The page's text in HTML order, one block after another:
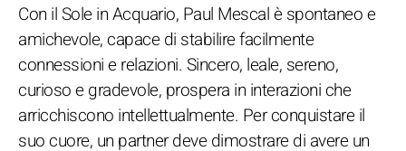
Con il Sole in Acquario, Paul Mescal è spontaneo e
amichevole, capace di stabilire facilmente
connessioni e relazioni. Sincero, leale, sereno,
curioso e gradevole, prospera in interazioni che
arricchiscono intellettualmente. Per conquistare il
suo cuore, un partner deve dimostrare di avere un